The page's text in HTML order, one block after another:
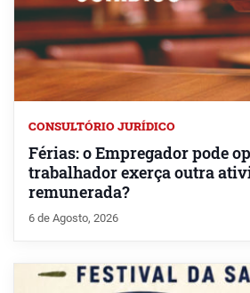
CONSULTÓRIO JURÍDICO
Férias: o Empregador pode
trabalhador exerça outra
remunerada?
6 de Agosto, 2026